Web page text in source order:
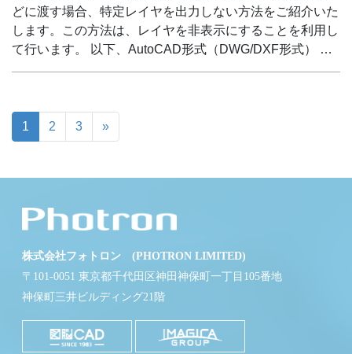
どに渡す場合、特定レイヤを出力しない方法をご紹介いた
します。この方法は、レイヤを非表示にすることを利用し
て行います。 以下、AutoCAD形式（DWG/DXF形式） …
1 2 3 »
株式会社フォトロン (PHOTRON LIMITED)
〒101-0051 東京都千代田区神田神保町一丁目105番地
神保町三井ビルディング21階